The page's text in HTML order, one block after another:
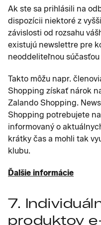
Ak ste sa prihlásili na
dispozícii niektoré z
závislosti od rozsahu
existujú newslettre pre
neoddeliteľnou
Takto môžu napr.
Shopping získať nárok
Zalando Shopping.
Shopping potrebujete
informovaný o
krátky čas a mohli tak
klubu.
Ďalšie informácie
7.
produktov